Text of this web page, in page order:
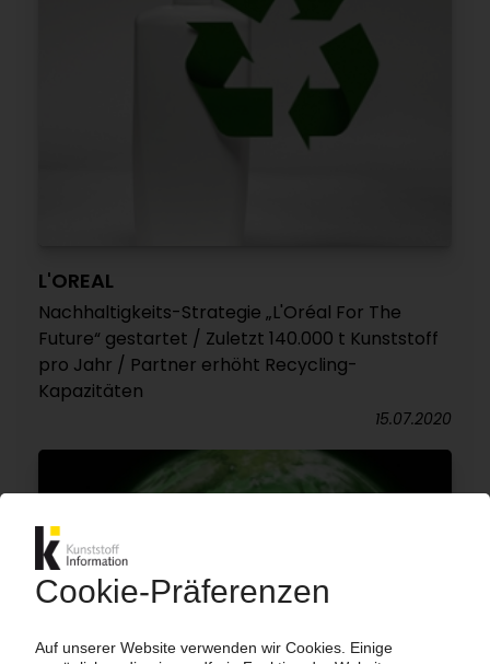
L'OREAL
Nachhaltigkeits-Strategie „L'Oréal For The
Future“ gestartet / Zuletzt 140.000 t Kunststoff
pro Jahr / Partner erhöht Recycling-
Kapazitäten
15.07.2020